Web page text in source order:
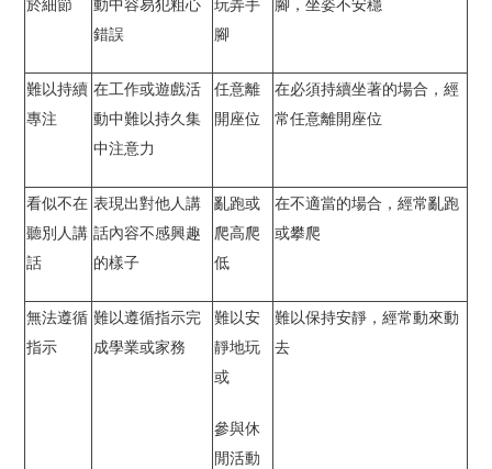
於細節
動中容易犯粗心
錯誤
玩弄手
腳
腳，坐姿不安穩
難以持續
專注
在工作或遊戲活
動中難以持久集
中注意力
任意離
開座位
在必須持續坐著的場合，經
常任意離開座位
看似不在
聽別人講
話
表現出對他人講
話內容不感興趣
的樣子
亂跑或
爬高爬
低
在不適當的場合，經常亂跑
或攀爬
無法遵循
指示
難以遵循指示完
成學業或家務
難以安
靜地玩
或
參與休
閒活動
難以保持安靜，經常動來動
去